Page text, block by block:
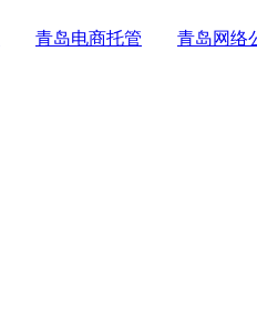
青岛电商托管 青岛网络